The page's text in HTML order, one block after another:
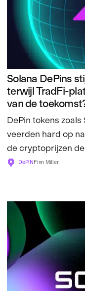
Solana DePins
terwijl TradFi-
van de
DePin tokens zoals
veerden hard op
de cryptoprijzen
DePIN Finn Miller